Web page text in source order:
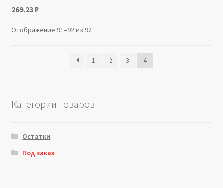
269.23₽
Отображение 91–92 из 92
1 2 3 4
Категории товаров
Остатки
Под заказ